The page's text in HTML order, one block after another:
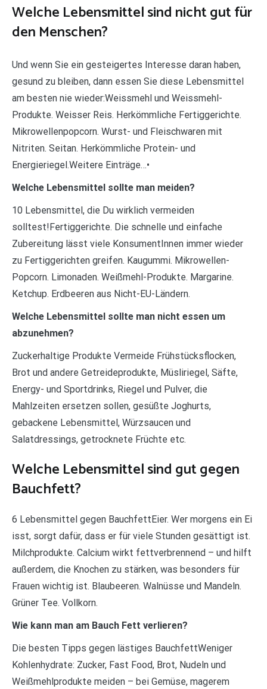
Welche Lebensmittel sind nicht gut für
den Menschen?
Und wenn Sie ein gesteigertes Interesse daran haben,
gesund zu bleiben, dann essen Sie diese Lebensmittel
am besten nie wieder:Weissmehl und Weissmehl-
Produkte. Weisser Reis. Herkömmliche Fertiggerichte.
Mikrowellenpopcorn. Wurst- und Fleischwaren mit
Nitriten. Seitan. Herkömmliche Protein- und
Energieriegel.Weitere Einträge…•
Welche Lebensmittel sollte man meiden?
10 Lebensmittel, die Du wirklich vermeiden
solltest!Fertiggerichte. Die schnelle und einfache
Zubereitung lässt viele KonsumentInnen immer wieder
zu Fertiggerichten greifen. Kaugummi. Mikrowellen-
Popcorn. Limonaden. Weißmehl-Produkte. Margarine.
Ketchup. Erdbeeren aus Nicht-EU-Ländern.
Welche Lebensmittel sollte man nicht essen um
abzunehmen?
Zuckerhaltige Produkte Vermeide Frühstücksflocken,
Brot und andere Getreideprodukte, Müsliriegel, Säfte,
Energy- und Sportdrinks, Riegel und Pulver, die
Mahlzeiten ersetzen sollen, gesüßte Joghurts,
gebackene Lebensmittel, Würzsaucen und
Salatdressings, getrocknete Früchte etc.
Welche Lebensmittel sind gut gegen
Bauchfett?
6 Lebensmittel gegen BauchfettEier. Wer morgens ein Ei
isst, sorgt dafür, dass er für viele Stunden gesättigt ist.
Milchprodukte. Calcium wirkt fettverbrennend – und hilft
außerdem, die Knochen zu stärken, was besonders für
Frauen wichtig ist. Blaubeeren. Walnüsse und Mandeln.
Grüner Tee. Vollkorn.
Wie kann man am Bauch Fett verlieren?
Die besten Tipps gegen lästiges BauchfettWeniger
Kohlenhydrate: Zucker, Fast Food, Brot, Nudeln und
Weißmehlprodukte meiden – bei Gemüse, magerem